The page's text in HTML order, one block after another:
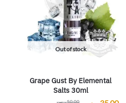
Out of stock
Grape Gust By Elemental
Salts 30ml
50,00ر.س